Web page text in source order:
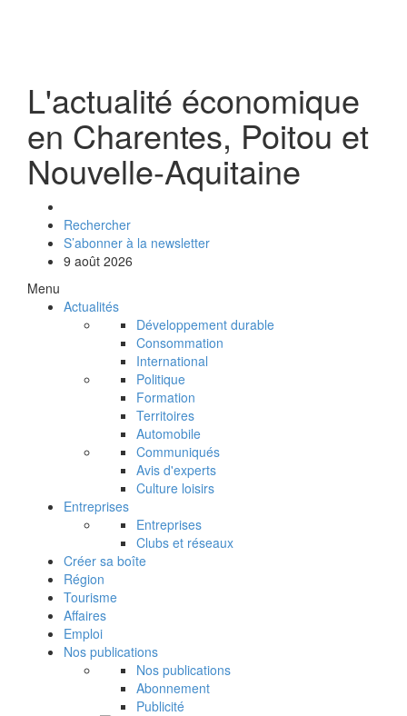
L'actualité économique
en Charentes, Poitou et
Nouvelle-Aquitaine
Rechercher
S’abonner à la newsletter
9 août 2026
Menu
Actualités
Développement durable
Consommation
International
Politique
Formation
Territoires
Automobile
Communiqués
Avis d'experts
Culture loisirs
Entreprises
Entreprises
Clubs et réseaux
Créer sa boîte
Région
Tourisme
Affaires
Emploi
Nos publications
Nos publications
Abonnement
Publicité